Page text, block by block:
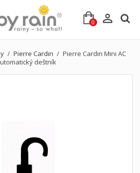
0 
Pierre Cardin
Pierre Cardin Mini AC
deštník